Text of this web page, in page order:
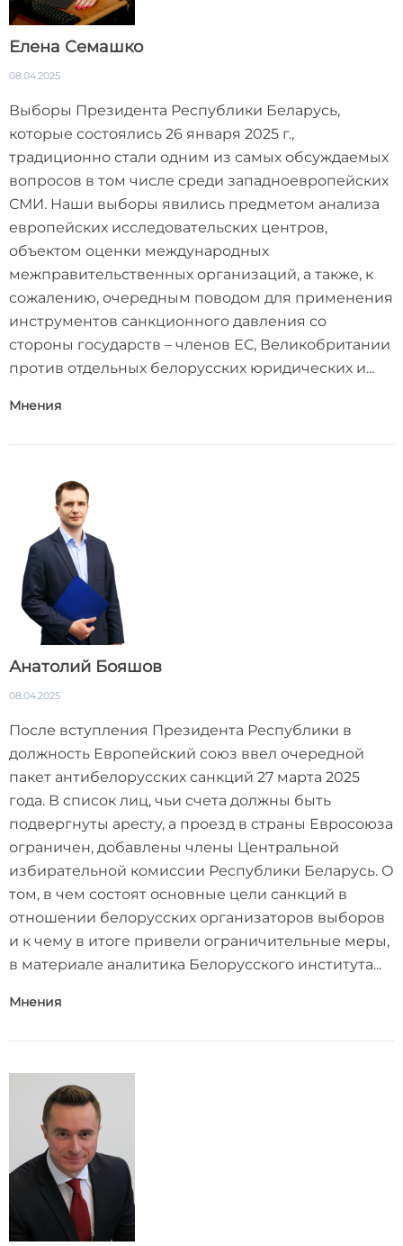
Елена Семашко
08.04.2025
Выборы Президента Республики Беларусь,
которые состоялись 26 января 2025 г.,
традиционно стали одним из самых обсуждаемых
вопросов в том числе среди западноевропейских
СМИ. Наши выборы явились предметом анализа
европейских исследовательских центров,
объектом оценки международных
межправительственных организаций, а также, к
сожалению, очередным поводом для применения
инструментов санкционного давления со
стороны государств – членов ЕС, Великобритании
против отдельных белорусских юридических и...
Мнения
Анатолий Бояшов
08.04.2025
После вступления Президента Республики в
должность Европейский союз ввел очередной
пакет антибелорусских санкций 27 марта 2025
года. В список лиц, чьи счета должны быть
подвергнуты аресту, а проезд в страны Евросоюза
ограничен, добавлены члены Центральной
избирательной комиссии Республики Беларусь. О
том, в чем состоят основные цели санкций в
отношении белорусских организаторов выборов
и к чему в итоге привели ограничительные меры,
в материале аналитика Белорусского института...
Мнения